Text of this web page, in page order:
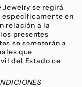
Jewelry se regirá
específicamente en
relación a la
presentes
se someterán a
que
del Estado de